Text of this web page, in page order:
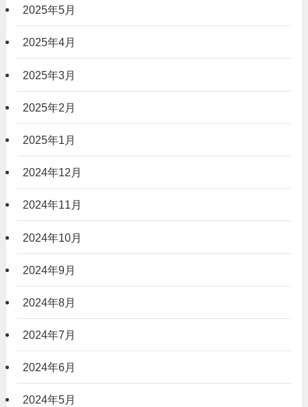
2025年5月
2025年4月
2025年3月
2025年2月
2025年1月
2024年12月
2024年11月
2024年10月
2024年9月
2024年8月
2024年7月
2024年6月
2024年5月